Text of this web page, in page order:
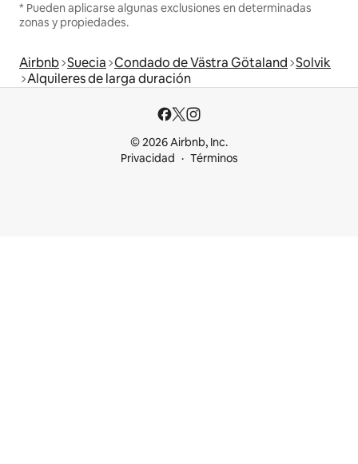
* Pueden aplicarse algunas exclusiones en determinadas
zonas y propiedades.
Airbnb Suecia Condado de Västra Götaland Solvik
Alquileres de larga duración
© 2026 Airbnb, Inc.
Privacidad
Términos